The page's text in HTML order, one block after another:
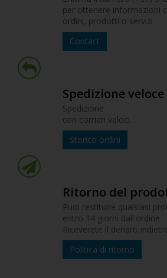
per ottenere informazioni
ordini, prodotti o servizi
Contact
Spedizione veloce
Spedizione
con corrieri veloci.
Storico ordini
Ritorno del
Puoi restituire qualsiasi
entro 14 giorni dall'ordine
Riceverete il denaro
Politica di ritorno